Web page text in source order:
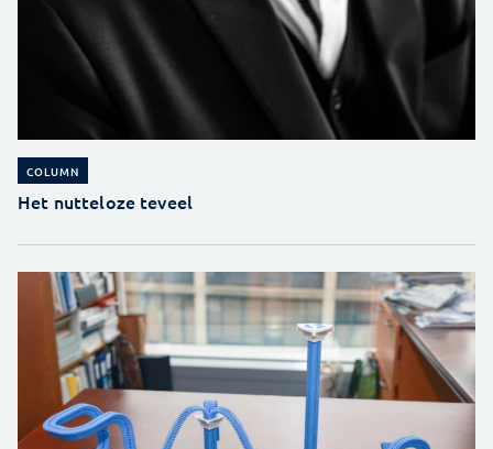
COLUMN
Het nutteloze teveel